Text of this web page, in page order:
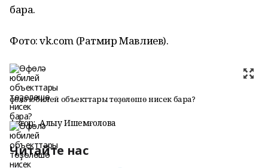
бара.
Фото: vk.com (Ратмир Мавлиев).
Өфөлә юбилей объекттары төҙөлөшө нисек бара?
Автор: Алһыу Ишемғолова
Читайте нас